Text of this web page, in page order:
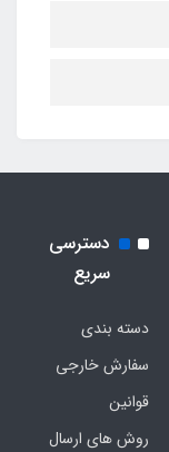
دسترسی
سریع
دسته بندی
سفارش خارجی
قوانین
روش های ارسال